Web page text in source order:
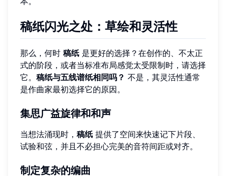
稿纸闪光之处：草绘和灵活性
那么，何时 稿纸 是更好的选择？在创作的、不太正
式的阶段，或者当标准布局感觉太受限制时，请选择
它。 稿纸与五线谱纸相同吗？ 不是，其灵活性通常
是作曲家最初选择它的原因。
集思广益旋律和和声
当想法涌现时， 稿纸 提供了空间来快速记下片段、
试验和弦，并且不必担心完美的音符间距或对齐。
制定复杂的编曲